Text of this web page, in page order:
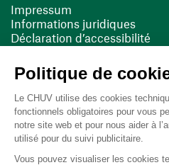
Impressum
Informations juridiques
Déclaration d’accessibilité
Cookies
(ouvre une nouvelle